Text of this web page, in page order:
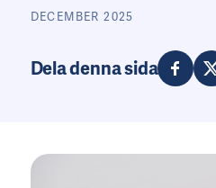
DECEMBER 2025
Dela denna sida